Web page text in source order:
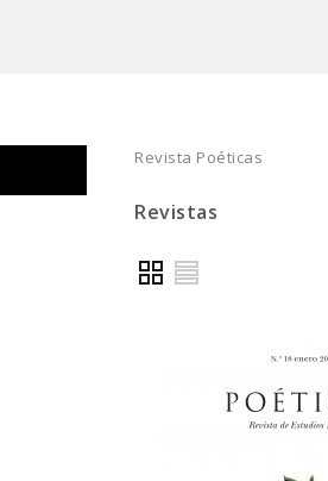
Revista Poéticas
Revistas